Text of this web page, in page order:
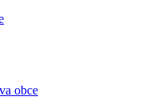
obce